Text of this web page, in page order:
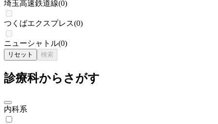
埼玉高速鉄道線(0)
つくばエクスプレス(0)
ニューシャトル(0)
リセット 検索
診療科からさがす
内科系